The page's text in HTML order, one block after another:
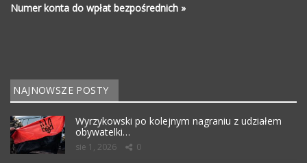
Numer konta do wpłat bezpośrednich »
NAJNOWSZE POSTY
Wyrzykowski po kolejnym nagraniu z udziałem
obywatelki…
sie 1, 2026 0